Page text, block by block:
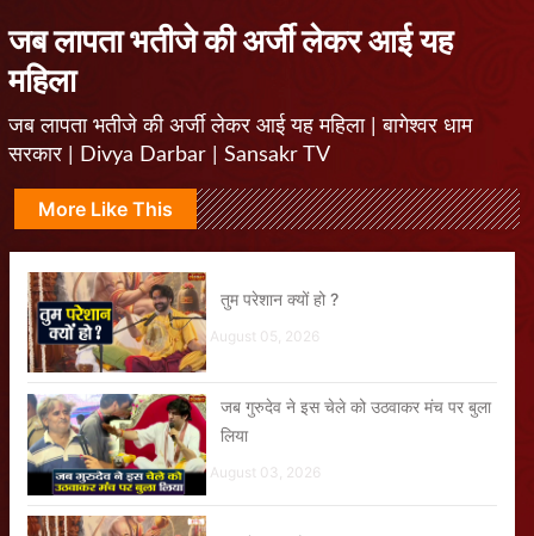
जब लापता भतीजे की अर्जी लेकर आई यह
महिला
जब लापता भतीजे की अर्जी लेकर आई यह महिला | बागेश्वर धाम
सरकार | Divya Darbar | Sansakr TV
More Like This
तुम परेशान क्यों हो ?
August 05, 2026
जब गुरुदेव ने इस चेले को उठवाकर मंच पर बुला
लिया
August 03, 2026